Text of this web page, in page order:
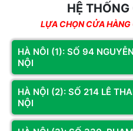
Nguồn máy
POWER III
HỆ
LỰA CHỌN CỬA HÀNG
HÀ NÔI (1): SỐ 94
NỘI
HÀ NỘI (2): SỐ 214 LÊ
NỘI